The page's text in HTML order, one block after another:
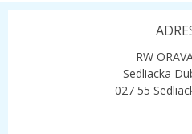
RW
Sedliacka
027 55